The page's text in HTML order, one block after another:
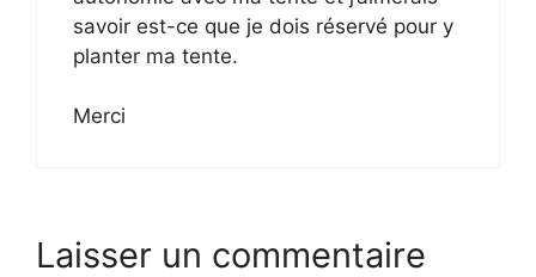
savoir est-ce que je dois réservé pour y
planter ma tente.
Merci
Laisser un commentaire